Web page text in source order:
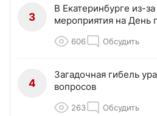
3
В Екатеринбурге из-
мероприятия на День
606 Обсудить
4
Загадочная гибель
вопросов
263 Обсудить